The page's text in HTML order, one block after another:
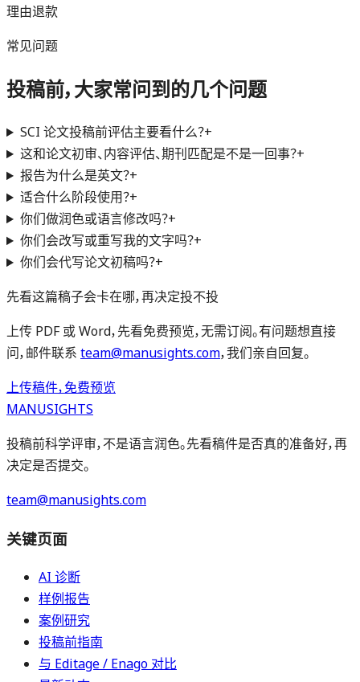
理由退款
常见问题
投稿前，大家常问到的几个问题
SCI 论文投稿前评估主要看什么？+
这和论文初审、内容评估、期刊匹配是不是一回事？+
报告为什么是英文？+
适合什么阶段使用？+
你们做润色或语言修改吗？+
你们会改写或重写我的文字吗？+
你们会代写论文初稿吗？+
先看这篇稿子会卡在哪，再决定投不投
上传 PDF 或 Word，先看免费预览，无需订阅。有问题想直接
问，邮件联系 team@manusights.com，我们亲自回复。
上传稿件，免费预览
MANUSIGHTS
投稿前科学评审，不是语言润色。先看稿件是否真的准备好，再
决定是否提交。
team@manusights.com
关键页面
AI 诊断
样例报告
案例研究
投稿前指南
与 Editage / Enago 对比